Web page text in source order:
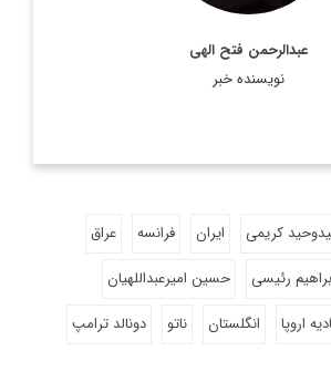
عبدالرحمن فتح الهی
نویسنده خبر
کریمی ایران فرانسه
عراق
رئیسی
حسین امیرعبداللهیان
اروپا انگلستان ناتو
دونالد ترامپ